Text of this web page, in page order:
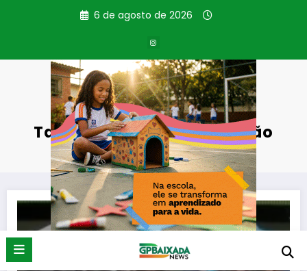
6 de agosto de 2026
Tag: Caminhada do Amicão
Página inicial Caminhada do Amicão